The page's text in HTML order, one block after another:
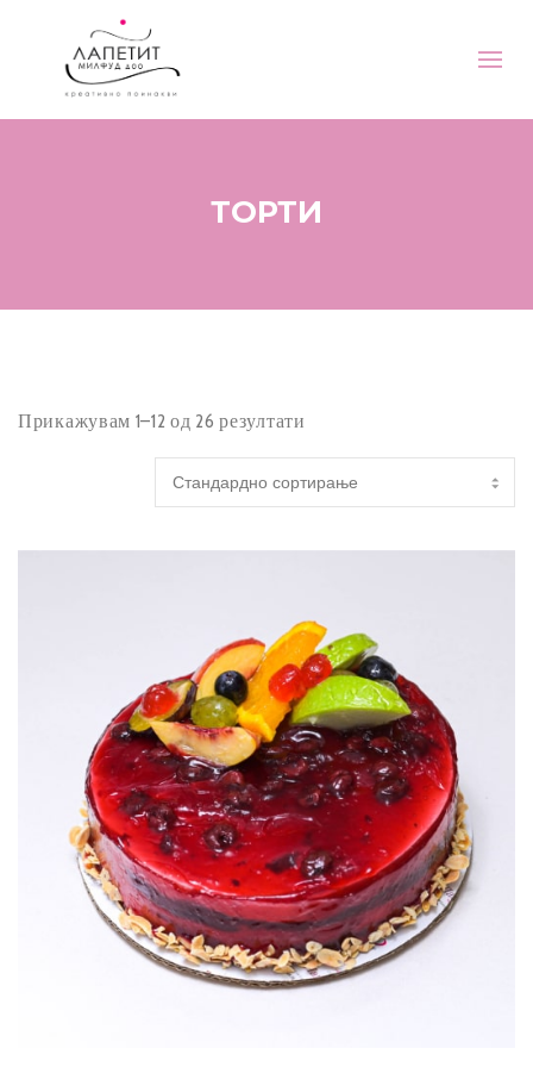
ТОРТИ
Прикажувам 1–12 од 26 резултати